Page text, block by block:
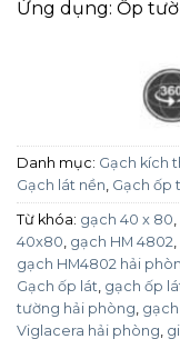
Ứng dụng: Ốp
Danh mục: Gạch kích
Gạch lát nền, Gạch ốp
Từ khóa: gạch 40 x 80,
40x80, gạch HM 4802,
gạch HM4802 hải
Gạch ốp lát, gạch ốp
tường hải phòng,
Viglacera hải phòng,